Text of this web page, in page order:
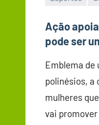
Ação
pode ser
Emblema de
polinésios, a
mulheres
vai